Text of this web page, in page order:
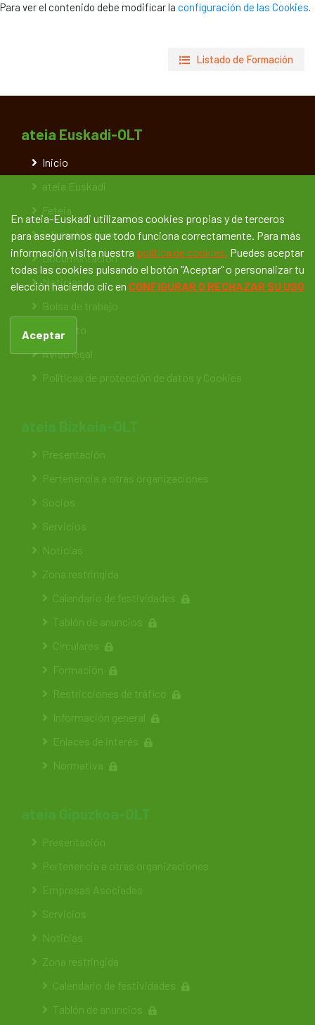
Para ver el contenido debe modificar la configuración de las Cookies.
Listado de Formación
ateia Euskadi-OLT
Inicio
ateia Euskadi
Feteia
Infraestructuras
Documentación
Noticias
Bolsa de trabajo
Contacto
Aviso legal
Políticas de protección de datos y Cookies
Presentación
Pertenencia a otras organizaciones
Socios
Servicios
Noticias
Zona restringida
Calendario de festividades
Tablón de anuncios
Circulares
Formación
Restricciones de tráfico
Información general
Enlaces de interés
Normativa
Presentación
Pertenencia a otras organizaciones
Empresas Asociadas
Servicios
Noticias
Zona restringida
Calendario de festividades
Tablón de anuncios
En ateia-Euskadi utilizamos cookies propias y de terceros
para asegurarnos que todo funciona correctamente. Para más
información visita nuestra política de cookies. Puedes aceptar
todas las cookies pulsando el botón "Aceptar" o personalizar tu
elección haciendo clic en CONFIGURAR O RECHAZAR SU USO
Aceptar